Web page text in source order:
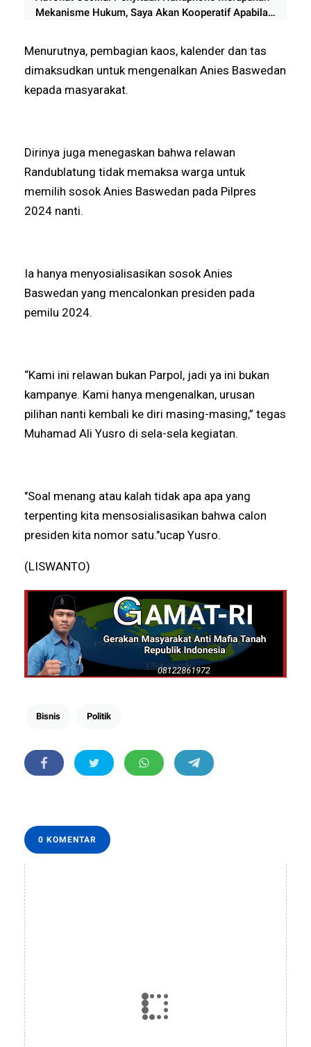
Mekanisme Hukum, Saya Akan Kooperatif Apabila
Menurutnya, pembagian kaos, kalender dan tas
dimaksudkan untuk mengenalkan Anies Baswedan
kepada masyarakat.
Dirinya juga menegaskan bahwa relawan
Randublatung tidak memaksa warga untuk
memilih sosok Anies Baswedan pada Pilpres
2024 nanti.
Ia hanya menyosialisasikan sosok Anies
Baswedan yang mencalonkan presiden pada
pemilu 2024.
“Kami ini relawan bukan Parpol, jadi ya ini bukan
kampanye. Kami hanya mengenalkan, urusan
pilihan nanti kembali ke diri masing-masing,” tegas
Muhamad Ali Yusro di sela-sela kegiatan.
"Soal menang atau kalah tidak apa apa yang
terpenting kita mensosialisasikan bahwa calon
presiden kita nomor satu."ucap Yusro.
(LISWANTO)
Bisnis Politik
0 KOMENTAR